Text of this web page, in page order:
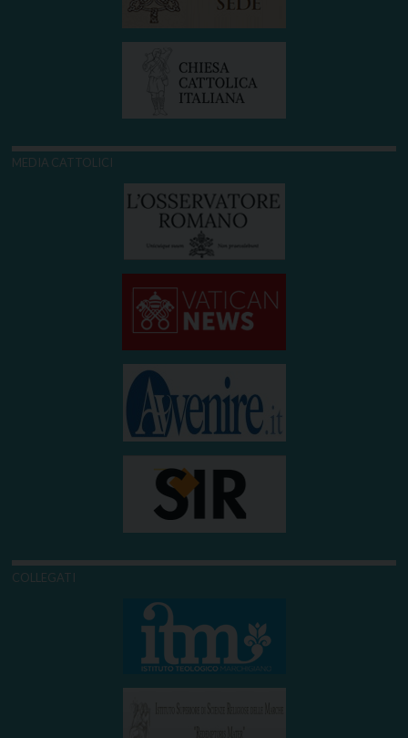
MEDIA CATTOLICI
COLLEGATI